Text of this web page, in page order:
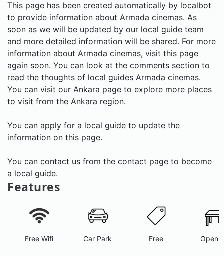
This page has been created automatically by localbot
to provide information about Armada cinemas. As
soon as we will be updated by our local guide team
and more detailed information will be shared. For more
information about Armada cinemas, visit this page
again soon. You can look at the comments section to
read the thoughts of local guides Armada cinemas.
You can visit our Ankara page to explore more places
to visit from the Ankara region.
You can apply for a local guide to update the
information on this page.
You can contact us from the contact page to become
a local guide.
Features
Free Wifi Car Park Free Open